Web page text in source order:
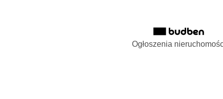
Ogłoszenia